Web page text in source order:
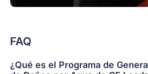
FAQ
¿Qué es el Programa de